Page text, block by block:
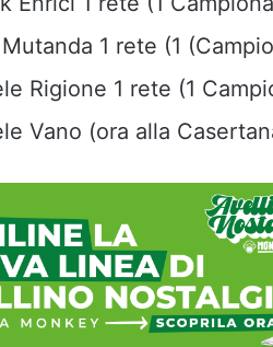
1 rete (1
Rigione 1 rete (1
Vano (ora alla